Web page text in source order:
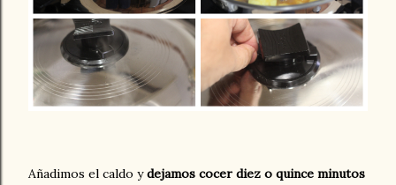
Añadimos el caldo ydejamos cocer diez o quince minutos